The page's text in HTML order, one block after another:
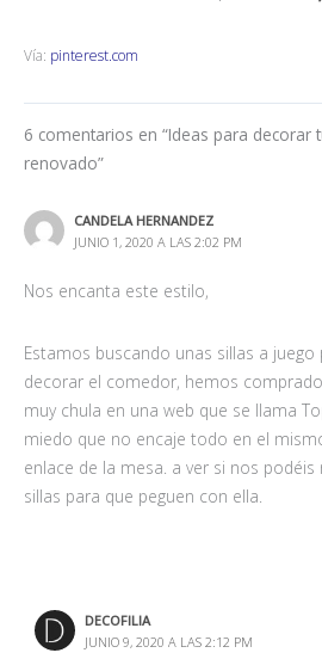
Vía: pinterest.com
6 comentarios en “Ideas para decorar
renovado”
CANDELA HERNANDEZ
JUNIO 1, 2020 A LAS 2:02 PM
Nos encanta este estilo,
Estamos buscando unas sillas a
decorar el comedor, hemos
muy chula en una web que se llama
miedo que no encaje todo en el
enlace de la mesa. a ver si nos
sillas para que peguen con ella.
DECOFILIA
JUNIO 9, 2020 A LAS 2:12 PM